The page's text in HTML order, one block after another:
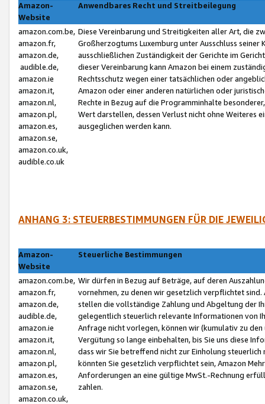
Amazon-
Website
Anwendbares Recht und Streitbeilegung
amazon.com.be,
amazon.fr,
amazon.de,
audible.de,
amazon.ie
amazon.it,
amazon.nl,
amazon.pl,
amazon.es,
amazon.se,
amazon.co.uk,
audible.co.uk
Diese Vereinbarung und Streitigkeiten aller Art, die
Großherzogtums Luxemburg unter Ausschluss
ausschließlichen Zuständigkeit der Gerichte im
dieser Vereinbarung kann Amazon bei einem
Rechtsschutz wegen einer tatsächlichen oder
Amazon oder einer anderen natürlichen oder
Rechte in Bezug auf die Programminhalte
Wert darstellen, dessen Verlust nicht ohne Weiteres
ausgeglichen werden kann.
ANHANG 3: STEUERBESTIMMUNGEN FÜR DIE
Amazon-
Website
Steuerliche Bestimmungen
amazon.com.be,
amazon.fr,
amazon.de,
audible.de,
amazon.ie
amazon.it,
amazon.nl,
amazon.pl,
amazon.es,
amazon.se,
amazon.co.uk,
Wir dürfen in Bezug auf Beträge, auf deren
vornehmen, zu denen wir gesetzlich verpflichtet
stellen die vollständige Zahlung und Abgeltung der
gelegentlich steuerlich relevante Informationen von
Anfrage nicht vorlegen, können wir (kumulativ zu
Vergütung so lange einbehalten, bis Sie uns diese
dass wir Sie betreffend nicht zur Einholung
könnten Sie gesetzlich verpflichtet sein, Amazon
Anforderungen an eine gültige MwSt.-Rechnung
zahlen.